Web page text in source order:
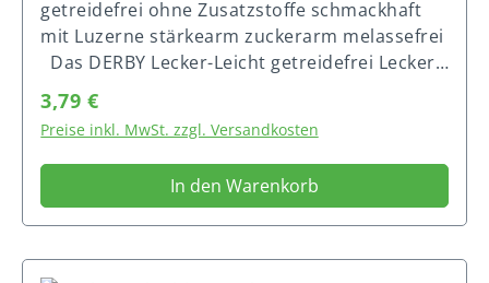
Körpergewicht von 400 kg ; 30-40g Tagesdosis
Körpergewicht von 600 kg ; 50-60g Tagesdosis
getreidefrei ohne Zusatzstoffe schmackhaft
mit Luzerne stärkearm zuckerarm melassefrei
Das DERBY Lecker-Leicht getreidefrei Leckerli
ist etwas ganz Besonderes für Ihr Pferd. Es
wird ohne Zusatzstoffe hergestellt und eignet
sich daher auch wunderbar zur Belohnung
von stoffwechselerkrankten Pferden.
Fütterungsempfehlung: Pro Pferd und Tag bis
zu 100 Gramm.
Regulärer Preis:
3,79 €
Preise inkl. MwSt. zzgl. Versandkosten
In den Warenkorb